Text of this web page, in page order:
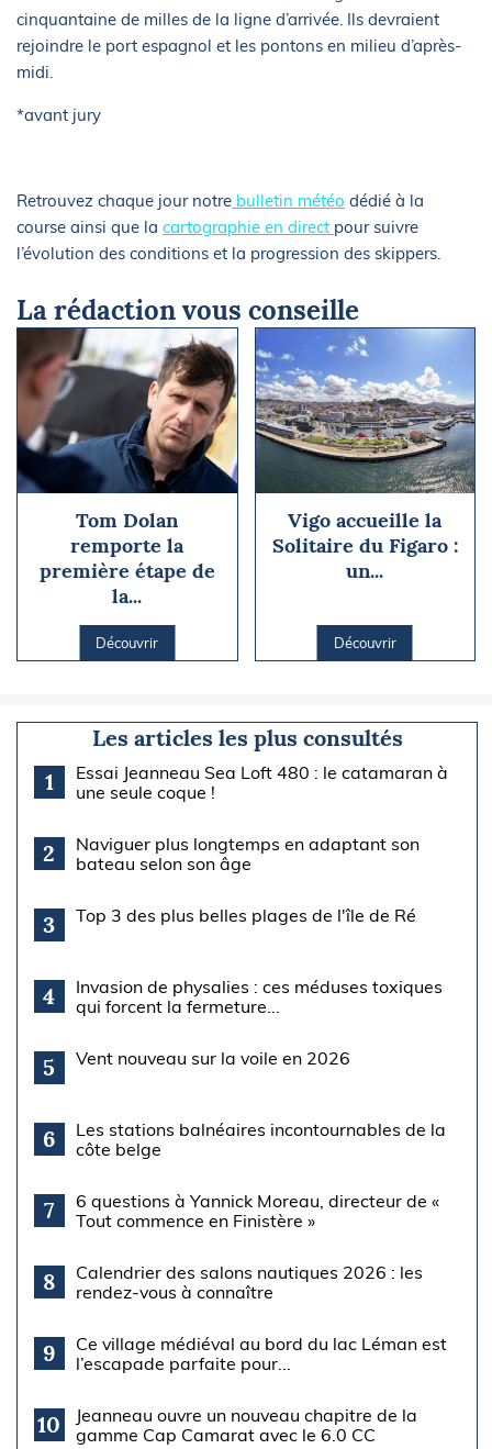
cinquantaine de milles de la ligne d’arrivée. Ils devraient
rejoindre le port espagnol et les pontons en milieu d’après-
midi.
*avant jury
Retrouvez chaque jour notre bulletin météo dédié à la
course ainsi que la cartographie en direct pour suivre
l’évolution des conditions et la progression des skippers.
La rédaction vous conseille
Tom Dolan
remporte la
première étape de
la...
Découvrir
Vigo accueille la
Solitaire du Figaro :
un...
Découvrir
Les articles les plus consultés
1
Essai Jeanneau Sea Loft 480 : le catamaran à
une seule coque !
2
Naviguer plus longtemps en adaptant son
bateau selon son âge
3 Top 3 des plus belles plages de l'île de Ré
4
Invasion de physalies : ces méduses toxiques
qui forcent la fermeture...
5 Vent nouveau sur la voile en 2026
6
Les stations balnéaires incontournables de la
côte belge
7
6 questions à Yannick Moreau, directeur de «
Tout commence en Finistère »
8
Calendrier des salons nautiques 2026 : les
rendez-vous à connaître
9
Ce village médiéval au bord du lac Léman est
l’escapade parfaite pour...
10
Jeanneau ouvre un nouveau chapitre de la
gamme Cap Camarat avec le 6.0 CC